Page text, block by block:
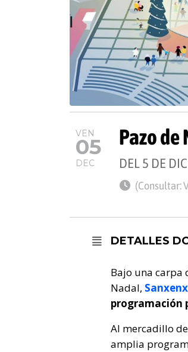
VEN
05
DEC
Pazo de
DEL 5 DE
(Consultar:
DETALLES
Bajo una carpa
Nadal,
programación
Al mercadillo
amplia